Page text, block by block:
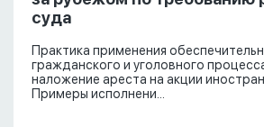
суда
Практика применения
гражданского и уголовного
наложение ареста на акции
Примеры исполнени...